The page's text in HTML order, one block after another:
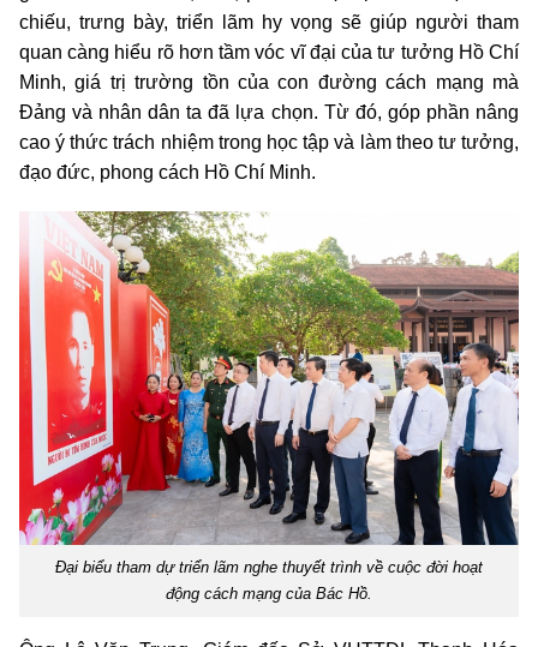
chiếu, trưng bày, triển lãm hy vọng sẽ giúp người tham
quan càng hiểu rõ hơn tầm vóc vĩ đại của tư tưởng Hồ Chí
Minh, giá trị trường tồn của con đường cách mạng mà
Đảng và nhân dân ta đã lựa chọn. Từ đó, góp phần nâng
cao ý thức trách nhiệm trong học tập và làm theo tư tưởng,
đạo đức, phong cách Hồ Chí Minh.
Đại biểu tham dự triển lãm nghe thuyết trình về cuộc đời hoạt
động cách mạng của Bác Hồ.